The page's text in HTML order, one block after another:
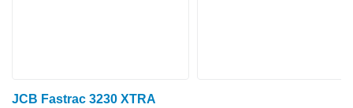
JCB Fastrac 3230 XTRA